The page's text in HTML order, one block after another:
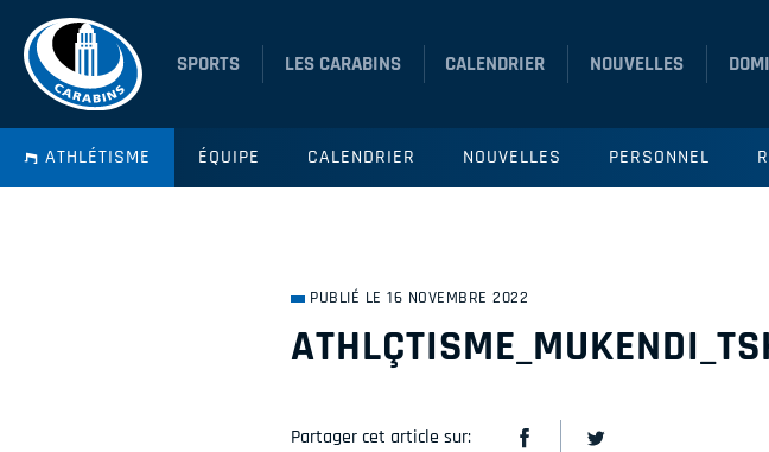
SPORTS LES CARABINS CALENDRIER NOUVELLES
ATHLÉTISME ÉQUIPE CALENDRIER NOUVELLES PERSONNEL
PUBLIÉ LE 16 NOVEMBRE 2022
Partager cet article sur: